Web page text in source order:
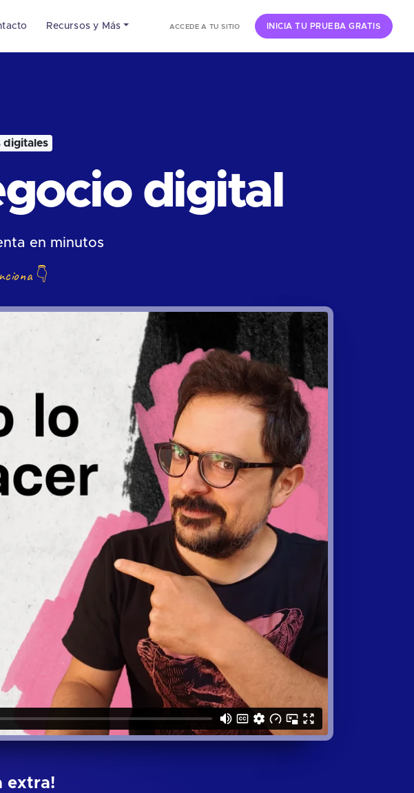
Recursos y Más ACCEDE A TU SITIO INICIA TU PRUEBA GRATIS
digitales
digital
en minutos
👇
extra!